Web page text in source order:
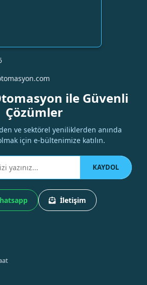
ile Güvenli
Çözümler
ve sektörel yeniliklerden anında
için e-bültenimize katılın.
KAYDOL
İletişim